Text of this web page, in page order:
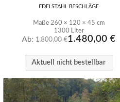
EDELSTAHL BESCHLÄGE
Maße 260 × 120 × 45 cm
1300 Liter
Ab:1.800,00€1.480,00€
Aktuell nicht bestellbar